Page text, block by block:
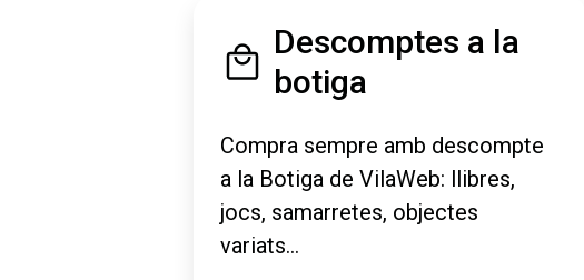
Descomptes a la
botiga
Compra sempre amb descompte
a la Botiga de VilaWeb: llibres,
jocs, samarretes, objectes
variats...